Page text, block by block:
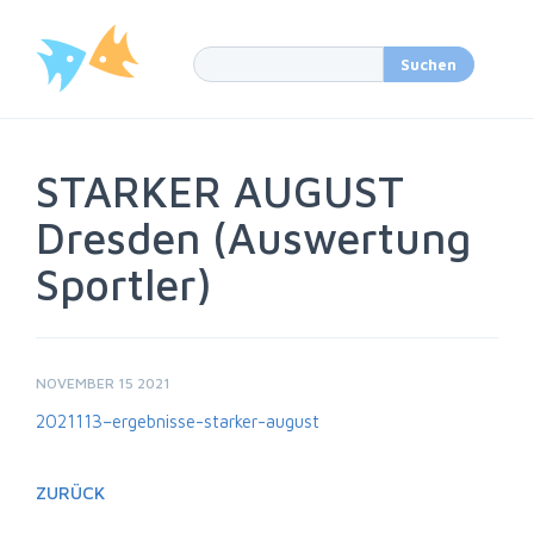
STARKER AUGUST
Dresden (Auswertung
Sportler)
NOVEMBER 15 2021
2021113–ergebnisse-starker-august
ZURÜCK